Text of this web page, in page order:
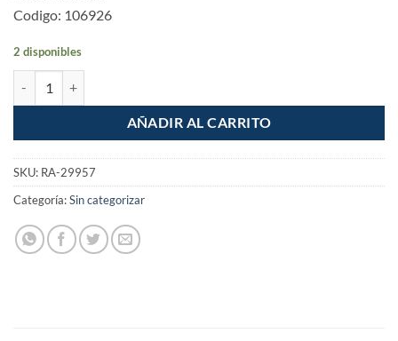
Codigo: 106926
2 disponibles
AÑADIR AL CARRITO
SKU: RA-29957
Categoría:Sin categorizar